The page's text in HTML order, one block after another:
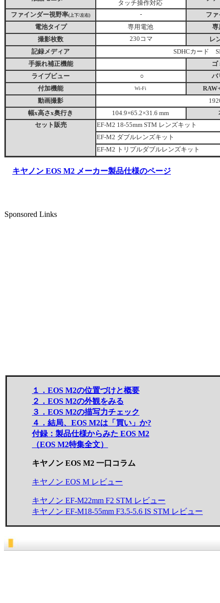
タッチ操作対応
ファインダー視野率(上下/左右) -
フ
電池タイプ
専用電池
専
撮影枚数
230コマ
レ
記録メディア
SDHCカード
手振れ補正機能
ゴ
ライブビュー
○
バ
付加機能
Wi-Fi
動画撮影
幅x高さx奥行き
104.9×65.2×31.6 mm
セット販売
EF-M2 18-55mm STM レンズキット
EF-M2 ダブルレンズキット
EF-M2 トリプルダブルレンズキット
キヤノン EOS M2 メーカー製品仕様のページ
Sponsored Links
１．EOS M2の位置づけと概要
２．EOS M2の外観をみる
３．EOS M2の描写力チェック
４．結局、EOS M2は「買い」か?
付録：製品仕様からみた EOS M2
（EOS M2特集全文）
キヤノン EOS M2 一口コラム
キヤノン EOS M レビュー
キヤノン EF-M22mm F2 STM レビュー
キヤノン EF-M18-55mm F3.5-5.6 IS STM レビュー